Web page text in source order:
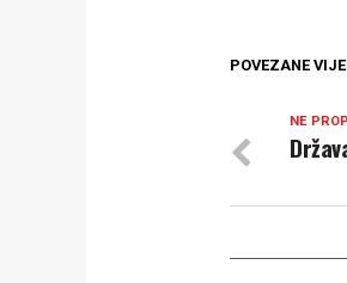
POVEZANE
NE